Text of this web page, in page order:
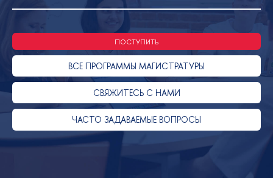
ПОСТУПИТЬ
ВСЕ ПРОГРАММЫ МАГИСТРАТУРЫ
СВЯЖИТЕСЬ С НАМИ
ЧАСТО ЗАДАВАЕМЫЕ ВОПРОСЫ